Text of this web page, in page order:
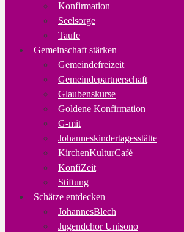
Konfirmation
Seelsorge
Taufe
Gemeinschaft stärken
Gemeindefreizeit
Gemeindepartnerschaft
Glaubenskurse
Goldene Konfirmation
G-mit
Johanneskindertagesstätte
KirchenKulturCafé
KonfiZeit
Stiftung
Schätze entdecken
JohannesBlech
Jugendchor Unisono